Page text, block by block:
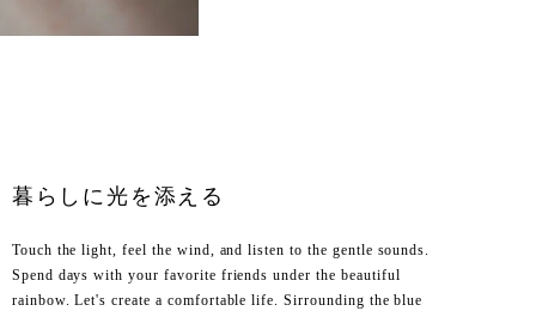
暮らしに光を添える
Touch the light, feel the wind, and listen to the gentle sounds.
Spend days with your favorite friends under the beautiful
rainbow. Let's create a comfortable life. Sirrounding the blue